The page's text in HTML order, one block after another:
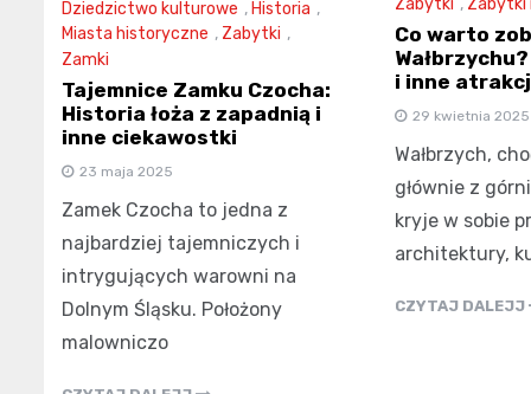
Dziedzictwo kulturowe , Historia ,
Miasta historyczne , Zabytki ,
Zamki
Tajemnice Zamku Czocha:
Historia łoża z zapadnią i
inne ciekawostki
23 maja 2025
Zamek Czocha to jedna z
najbardziej tajemniczych i
intrygujących warowni na
Dolnym Śląsku. Położony
malowniczo
Co warto
i inne
29 kwietnia 2025
Wałbrzych,
głównie z
kryje w sobie
architektury,
CZYTAJ DALEJJ